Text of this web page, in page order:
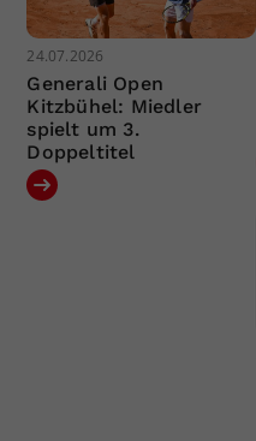
24.07.2026
Generali Open
Kitzbühel: Miedler
spielt um 3.
Doppeltitel